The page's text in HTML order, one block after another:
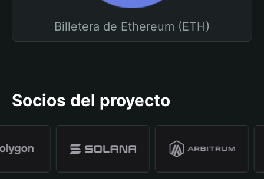
Billetera de Ethereum (ETH)
Socios del proyecto